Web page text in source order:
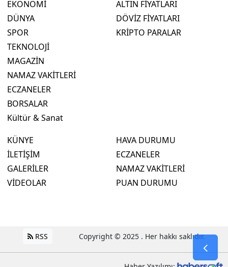
EKONOMİ
DÜNYA
SPOR
TEKNOLOJİ
MAGAZİN
NAMAZ VAKİTLERİ
ECZANELER
BORSALAR
Kültür & Sanat
ALTIN FİYATLARI
DÖVİZ FİYATLARI
KRİPTO PARALAR
KÜNYE
İLETİŞİM
GALERİLER
VİDEOLAR
HAVA DURUMU
ECZANELER
NAMAZ VAKİTLERİ
PUAN DURUMU
RSS Copyright © 2025 . Her hakkı saklıdır.